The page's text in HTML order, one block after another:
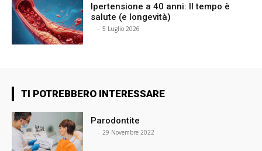
Ipertensione a 40 anni: Il tempo è
salute (e longevità)
- 5 Luglio 2026
TI POTREBBERO INTERESSARE
Parodontite
- 29 Novembre 2022